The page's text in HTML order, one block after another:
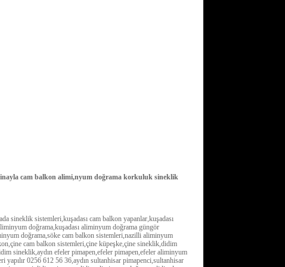
itinayla cam balkon alimi,nyum doğrama korkuluk sineklik
sineklik sistemleri,kuşadası cam balkon yapanlar,kuşadası
doğrama,kuşadası aliminyum doğrama güngör
doğrama,söke cam balkon sistemleri,nazilli aliminyum
cam balkon sistemleri,çine küpeşke,çine sineklik,didim
sineklik,aydın efeler pimapen,efeler pimapen,efeler aliminyum
0256 612 56 36,aydın sultanhisar pimapenci,sultanhisar